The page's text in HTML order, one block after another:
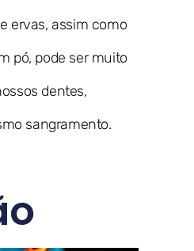
ervas, assim como
pó, pode ser muito
dentes,
sangramento.